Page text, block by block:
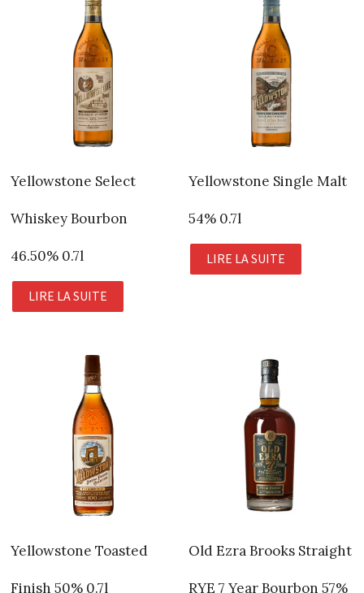
Yellowstone Select
Whiskey Bourbon
46.50% 0.7l
LIRE LA SUITE
Yellowstone Single Malt
54% 0.7l
LIRE LA SUITE
Yellowstone Toasted
Finish 50% 0.7l
Old Ezra Brooks Straight
RYE 7 Year Bourbon 57%